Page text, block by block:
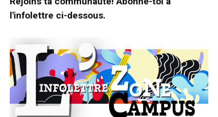
l'infolettre ci-dessous.